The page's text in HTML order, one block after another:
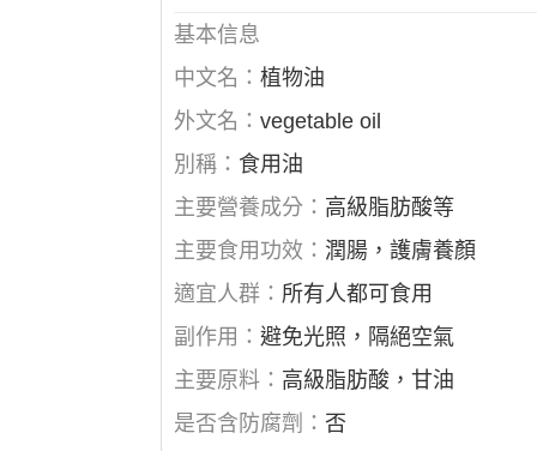
基本信息
中文名：植物油
外文名：vegetable oil
別稱： 食用油
主要營養成分： 高級脂肪酸等
主要食用功效： 潤腸，護膚養顏
適宜人群： 所有人都可食用
副作用：避免光照，隔絕空氣
主要原料： 高級脂肪酸，甘油
是否含防腐劑：否